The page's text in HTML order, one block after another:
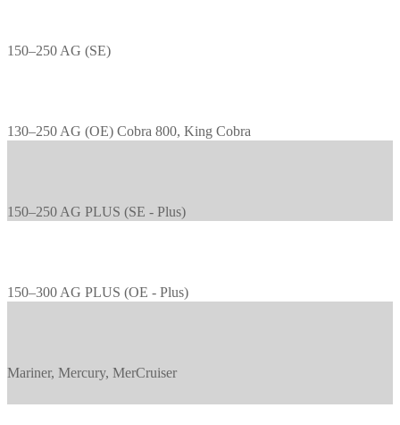
150–250 AG (SE)
130–250 AG (OE) Cobra 800, King Cobra
150–250 AG PLUS (SE - Plus)
150–300 AG PLUS (OE - Plus)
Mariner, Mercury, MerCruiser